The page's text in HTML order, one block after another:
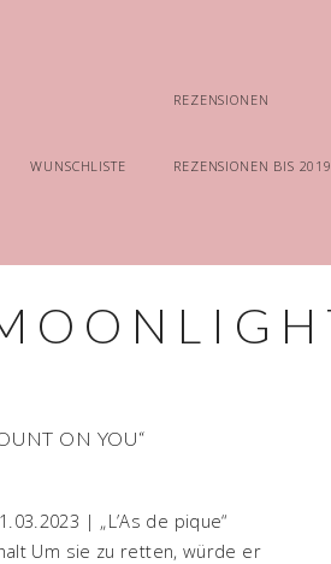
WUNSCHLISTE
REZENSIONEN
REZENSIONEN BIS 2019
ON YOU“
| „L’As de pique“
Um sie zu retten, würde er